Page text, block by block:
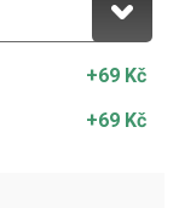
+69 Kč
+69 Kč